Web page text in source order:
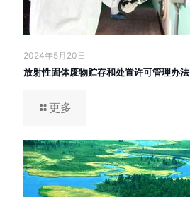
2024年5月20日
放射性固体废物贮存和处置许可管理办法
更多